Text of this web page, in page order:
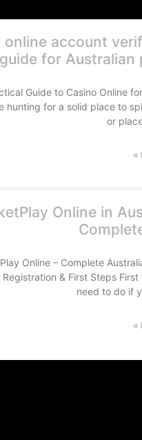
online account
guide for Australian
Guide to Casino Online
hunting for a solid place to
or
Online in
Online – Complete
& First Steps First
need to do if